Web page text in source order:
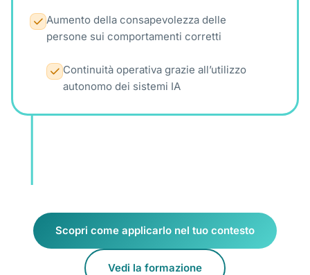
Aumento della consapevolezza delle
persone sui comportamenti corretti
Continuità operativa grazie all’utilizzo
autonomo dei sistemi IA
Scopri come applicarlo nel tuo contesto
Vedi la formazione